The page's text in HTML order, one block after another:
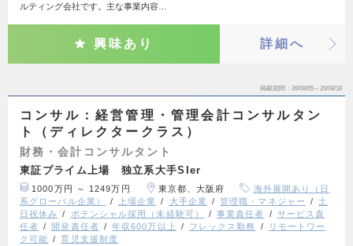
ルティング会社です。主な事業内容…
興味あり 詳細へ
掲載期間 26/08/05～26/08/18
コンサル：経営管理・管理会計コンサルタン
ト（ディレクタークラス）
財務・会計コンサルタント
東証プライム上場 独立系大手SIer
1000万円 ～ 1249万円 東京都、大阪府
海外展開あり（日
系グローバル企業）
上場企業 大手企業 管理職・マネジャー
土
日祝休み
ポテンシャル採用（未経験可） 事業責任者
サービス責
任者
開発責任者 年収600万以上 フレックス勤務
リモートワー
ク可能
育児支援制度